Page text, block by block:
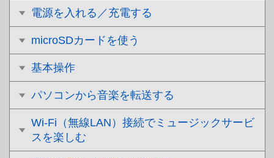
電源を入れる／充電する
microSDカードを使う
基本操作
パソコンから音楽を転送する
Wi-Fi（無線LAN）接続でミュージックサービ
スを楽しむ